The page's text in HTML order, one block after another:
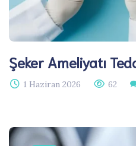
Şeker Ameliyatı
1 Haziran 2026 62